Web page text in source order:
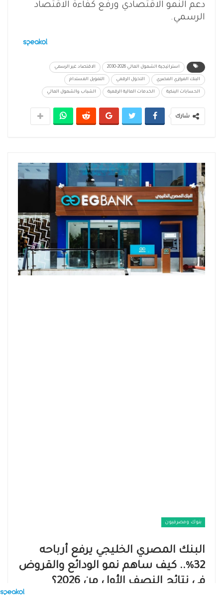
دعم النمو الاقتصادي ورفع كفاءة الاقتصاد
الرسمي.
استراتيجية الشمول المالي 2026-2030 الاقتصاد غير الرسمي
البنك المركزي المصري التحول الرقمي التمويل المستدام
الحسابات البنكية الخدمات المالية الرقمية الشباب والشمول المالي
شارك
بنوك ومصرفيون
البنك المصري الخليجي يرفع أرباحه
32%.. كيف ساهم نمو الودائع والقروض
في نتائج النصف الأول من 2026؟